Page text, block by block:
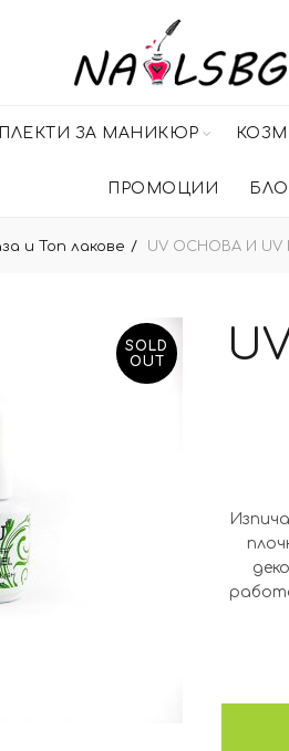
ЗА МАНИКЮР
ПРОМОЦИИ
и Топ лакове UV ОСНОВА И UV
SOLD
OUT